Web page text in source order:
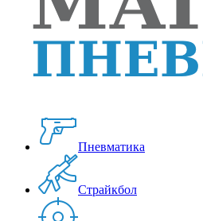
Пневматика
Страйкбол